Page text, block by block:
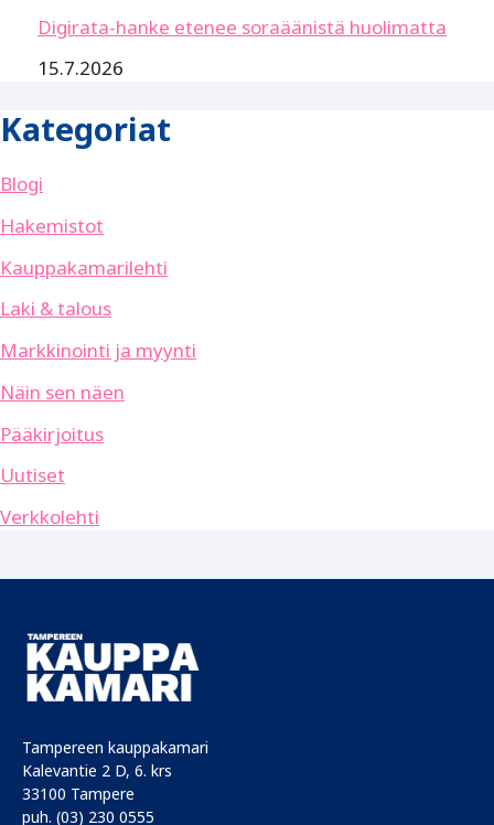
Digirata-hanke etenee soraäänistä huolimatta
15.7.2026
Kategoriat
Blogi
Hakemistot
Kauppakamarilehti
Laki & talous
Markkinointi ja myynti
Näin sen näen
Pääkirjoitus
Uutiset
Verkkolehti
Tampereen kauppakamari
Kalevantie 2 D, 6. krs
33100 Tampere
puh. (03) 230 0555